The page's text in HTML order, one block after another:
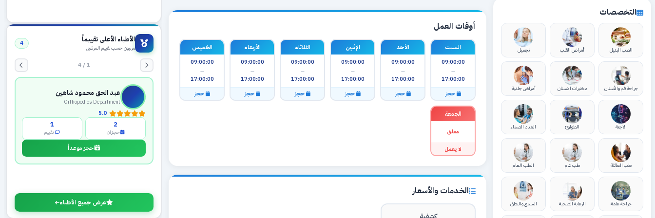
التخصصات
الطب البديل أمراض القلب تجميل
جراحة فم والأسنان مختبرات الاسنان أمراض جلدية
الاجنة الطوارئ الغدد الصماء
طب العائلة طب عام الطب العام
جراحة عامة الرعاية الصحية السمع والنطق
أوقات العمل
السبت
09:00:00
—
17:00:00
حجز
الأحد
09:00:00
—
17:00:00
حجز
الإثنين
09:00:00
—
17:00:00
حجز
الثلاثاء
09:00:00
—
17:00:00
حجز
الأربعاء
09:00:00
—
17:00:00
حجز
الخميس
09:00:00
—
17:00:00
حجز
الجمعة
مغلق
لا يعمل
الخدمات والأسعار
كشفية
الأطباء الأعلى تقييماً 4
1 / 4
عبد الحق محمود شاهين
5.0
حجزان تقييم